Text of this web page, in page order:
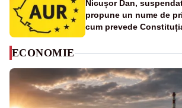
Nicușor Dan,
propune un nume de
cum prevede
ECONOMIE